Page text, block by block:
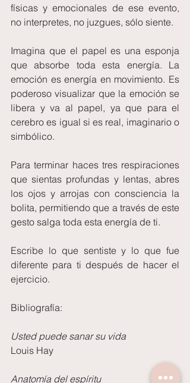
físicas y emocionales de ese evento,
no interpretes, no juzgues, sólo siente.
Imagina que el papel es una esponja
que absorbe toda esta energía. La
emoción es energía en movimiento. Es
poderoso visualizar que la emoción se
libera y va al papel, ya que para el
cerebro es igual si es real, imaginario o
simbólico.
Para terminar haces tres respiraciones
que sientas profundas y lentas, abres
los ojos y arrojas con consciencia la
bolita, permitiendo que a través de este
gesto salga toda esta energía de ti.
Escribe lo que sentiste y lo que fue
diferente para ti después de hacer el
ejercicio.
Bibliografía:
Usted puede sanar su vida
Louis Hay
Anatomía del espíritu